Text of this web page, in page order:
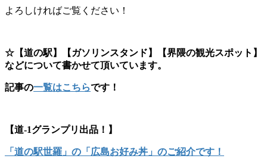
よろしければご覧ください！
☆【道の駅】【ガソリンスタンド】【界隈の観光スポット】
などについて書かせて頂いています。
記事の一覧はこちらです！
【道-1グランプリ出品！】
「道の駅世羅」の「広島お好み丼」のご紹介です！